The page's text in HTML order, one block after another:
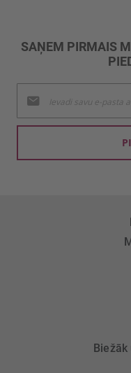
SAŅEM PIRMAIS
jaunumu
saņemšanai: